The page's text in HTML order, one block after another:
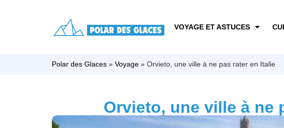
VOYAGE ET ASTUCES
Polar des Glaces » Voyage » Orvieto, une ville à ne pas rater en Italie
Orvieto, une ville à ne